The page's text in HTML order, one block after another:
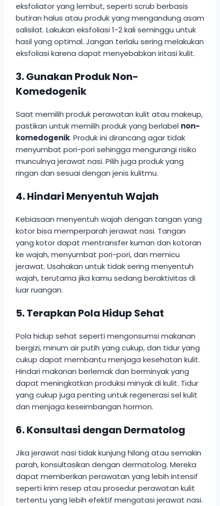
eksfoliator yang lembut, seperti scrub berbasis
butiran halus atau produk yang mengandung asam
salisilat. Lakukan eksfoliasi 1-2 kali seminggu untuk
hasil yang optimal. Jangan terlalu sering melakukan
eksfoliasi karena dapat menyebabkan iritasi kulit.
3. Gunakan Produk Non-
Komedogenik
Saat memilih produk perawatan kulit atau makeup,
pastikan untuk memilih produk yang berlabel non-
komedogenik. Produk ini dirancang agar tidak
menyumbat pori-pori sehingga mengurangi risiko
munculnya jerawat nasi. Pilih juga produk yang
ringan dan sesuai dengan jenis kulitmu.
4. Hindari Menyentuh Wajah
Kebiasaan menyentuh wajah dengan tangan yang
kotor bisa memperparah jerawat nasi. Tangan
yang kotor dapat mentransfer kuman dan kotoran
ke wajah, menyumbat pori-pori, dan memicu
jerawat. Usahakan untuk tidak sering menyentuh
wajah, terutama jika kamu sedang beraktivitas di
luar ruangan.
5. Terapkan Pola Hidup Sehat
Pola hidup sehat seperti mengonsumsi makanan
bergizi, minum air putih yang cukup, dan tidur yang
cukup dapat membantu menjaga kesehatan kulit.
Hindari makanan berlemak dan berminyak yang
dapat meningkatkan produksi minyak di kulit. Tidur
yang cukup juga penting untuk regenerasi sel kulit
dan menjaga keseimbangan hormon.
6. Konsultasi dengan Dermatolog
Jika jerawat nasi tidak kunjung hilang atau semakin
parah, konsultasikan dengan dermatolog. Mereka
dapat memberikan perawatan yang lebih intensif
seperti krim resep atau prosedur perawatan kulit
tertentu yang lebih efektif mengatasi jerawat nasi.